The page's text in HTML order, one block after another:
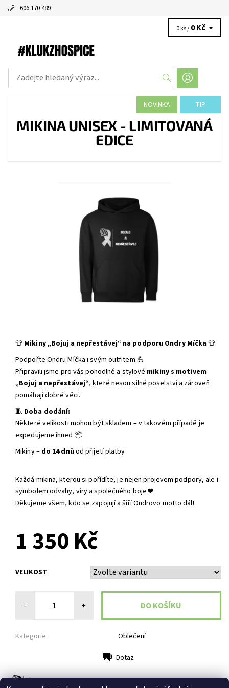
606 170 489
0 ks / 0 Kč
NOVINKA TIP
MIKINA UNISEX - LIMITOVANÁ
EDICE
👕 Mikiny „Bojuj a nepřestávej“ na podporu Ondry Míčka👕
Podpořte Ondru Míčka i svým outfitem 💪
Připravili jsme pro vás pohodlné a stylové mikiny s motivem
„Bojuj a nepřestávej“, které nesou silné poselství a zároveň
pomáhají dobré věci.
🧵 Doba dodání:
Některé velikosti mohou být skladem – v takovém případě je
expedujeme ihned 📦
Mikiny – do 14 dnůod přijetí platby
Každá mikina, kterou si pořídíte, je nejen projevem podpory, ale i
symbolem odvahy, víry a společného boje ❤️
Děkujeme všem, kdo se zapojují a šíří Ondrovo motto dál!
1 350 Kč
VELIKOST
- +
Kategorie: Oblečení
Dotaz